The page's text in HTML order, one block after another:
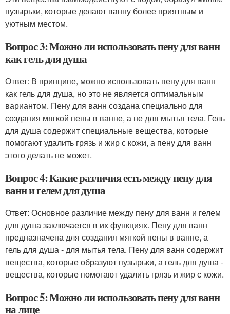
пузырьки, которые делают ванну более приятным и
уютным местом.
Вопрос 3: Можно ли использовать пену для ванн
как гель для душа
Ответ: В принципе, можно использовать пену для ванн
как гель для душа, но это не является оптимальным
вариантом. Пену для ванн создана специально для
создания мягкой пены в ванне, а не для мытья тела. Гель
для душа содержит специальные вещества, которые
помогают удалить грязь и жир с кожи, а пену для ванн
этого делать не может.
Вопрос 4: Какие различия есть между пену для
ванн и гелем для душа
Ответ: Основное различие между пену для ванн и гелем
для душа заключается в их функциях. Пену для ванн
предназначена для создания мягкой пены в ванне, а
гель для душа - для мытья тела. Пену для ванн содержит
вещества, которые образуют пузырьки, а гель для душа -
вещества, которые помогают удалить грязь и жир с кожи.
Вопрос 5: Можно ли использовать пену для ванн
на лице